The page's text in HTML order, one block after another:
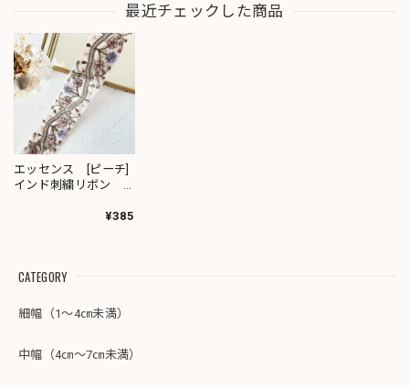
最近チェックした商品
エッセンス [ピーチ]
インド刺繍リボン
¥385
CATEGORY
細幅（1～4㎝未満）
中幅（4㎝～7㎝未満）